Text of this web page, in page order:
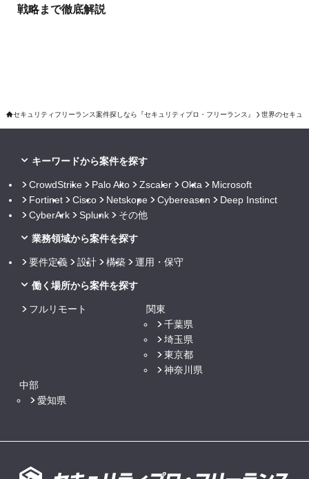
戦略まで徹底解説
セキュリティフリーランス案件探しなら『セキュリティプロ・フリーランス』 世界のセキュ
キーワードから案件を探す
CrowdStrike Palo Alto Zscaler Okta
Microsoft
Fortinet
Cisco Netskope Cybereason
Deep Instinct
CyberArk
Splunk その他
業務領域から案件を探す
要件定義 設計 構築 運用・保守
働く場所から案件を探す
フルリモート
関東
千葉県
埼玉県
東京都
神奈川県
中部
愛知県